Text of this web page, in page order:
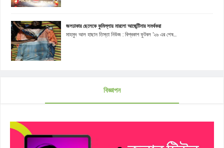
জলঢাকার ছেলেকে কুমিল্লায় মারলো আর্জেন্টিনার সমর্থকরা
মাহমুদ আল হাছান তিস্তা নিউজ : বিশ্বকাপ ফুটবল '২৬ এর শেষ...
বিজ্ঞাপন